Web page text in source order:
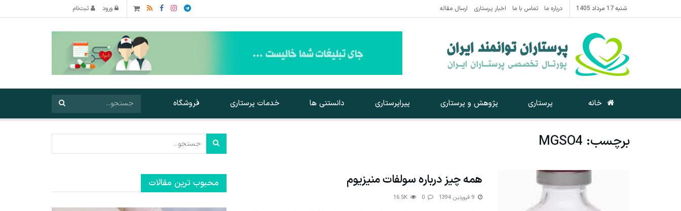
شنبه 17 مرداد 1405 درباره ما تماس با ما اخبار پرستاری ارسال مقاله ورود ثبت‌نام
خانه پرستاری پژوهش و پرستاری پیراپرستاری دانستنی ها خدمات پرستاری فروشگاه
برچسب: MGSO4
همه چیز درباره سولفات منیزیوم محبوب ترین مقالات